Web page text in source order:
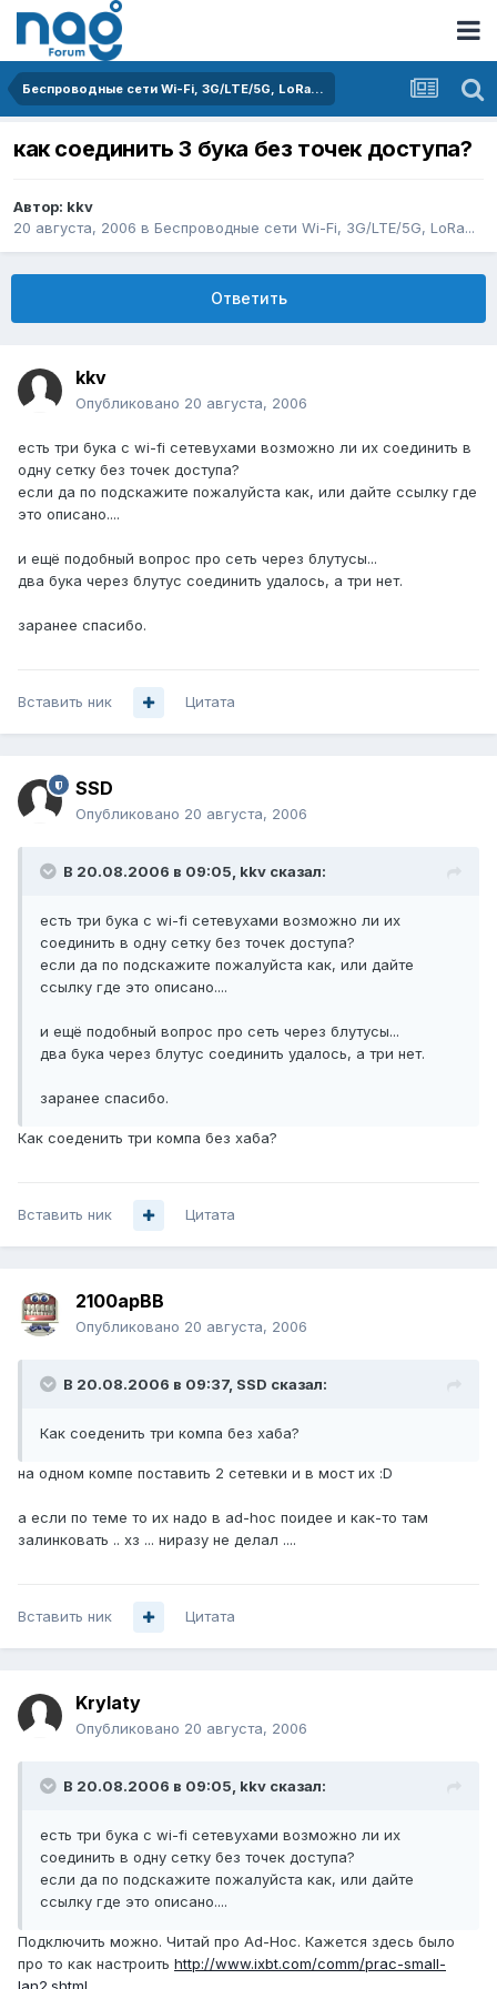
Беспроводные сети Wi-Fi, 3G/LTE/5G, LoRa...
как соединить 3 бука без точек доступа?
Автор: kkv
20 августа, 2006 в Беспроводные сети Wi-Fi, 3G/LTE/5G, LoRa...
Ответить
kkv
Опубликовано 20 августа, 2006
есть три бука с wi-fi сетевухами возможно ли их соединить в
одну сетку без точек доступа?
если да по подскажите пожалуйста как, или дайте ссылку где
это описано....
и ещё подобный вопрос про сеть через блутусы...
два бука через блутус соединить удалось, а три нет.
заранее спасибо.
Вставить ник Цитата
SSD
Опубликовано 20 августа, 2006
В 20.08.2006 в 09:05, kkv сказал:
есть три бука с wi-fi сетевухами возможно ли их
соединить в одну сетку без точек доступа?
если да по подскажите пожалуйста как, или дайте
ссылку где это описано....
и ещё подобный вопрос про сеть через блутусы...
два бука через блутус соединить удалось, а три нет.
заранее спасибо.
Как соеденить три компа без хаба?
Вставить ник Цитата
2100apBB
Опубликовано 20 августа, 2006
В 20.08.2006 в 09:37, SSD сказал:
Как соеденить три компа без хаба?
на одном компе поставить 2 сетевки и в мост их :D
а если по теме то их надо в ad-hoc поидее и как-то там
залинковать .. хз ... ниразу не делал ....
Вставить ник Цитата
Krylaty
Опубликовано 20 августа, 2006
В 20.08.2006 в 09:05, kkv сказал:
есть три бука с wi-fi сетевухами возможно ли их
соединить в одну сетку без точек доступа?
если да по подскажите пожалуйста как, или дайте
ссылку где это описано....
Подключить можно. Читай про Ad-Hoc. Кажется здесь было
про то как настроить http://www.ixbt.com/comm/prac-small-